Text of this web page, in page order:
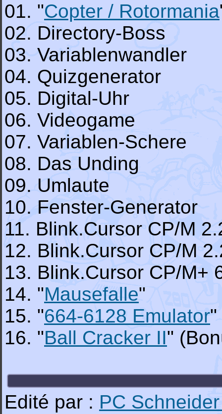
01. "Copter / Rotormania
02. Directory-Boss
03. Variablenwandler
04. Quizgenerator
05. Digital-Uhr
06. Videogame
07. Variablen-Schere
08. Das Unding
09. Umlaute
10. Fenster-Generator
11. Blink.Cursor CP/M
12. Blink.Cursor CP/M
13. Blink.Cursor CP/M+
14. "Mausefalle"
15. "664-6128 Emulator"
16. "Ball Cracker II"
Edité par : PC